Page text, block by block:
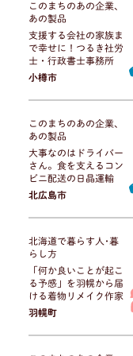
このまちのあの企業、
あの製品
支援する会社の家族ま
で幸せに！つるき社労
士・行政書士事務所
小樽市
このまちのあの企業、
あの製品
大事なのはドライバー
さん。食を支えるコン
ビニ配送の日晶運輸
北広島市
北海道で暮らす人･暮
らし方
「何か良いことが起こ
る予感」を羽幌から届
ける着物リメイク作家
羽幌町